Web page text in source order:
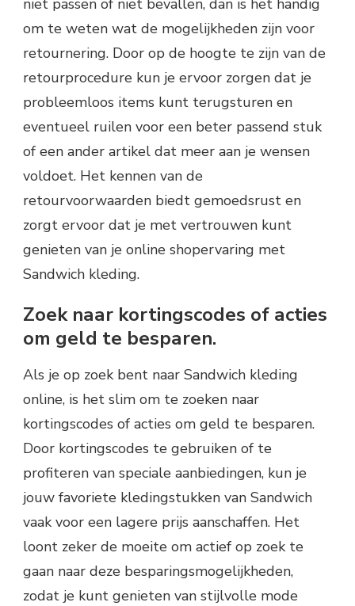
niet passen of niet bevallen, dan is het handig
om te weten wat de mogelijkheden zijn voor
retournering. Door op de hoogte te zijn van de
retourprocedure kun je ervoor zorgen dat je
probleemloos items kunt terugsturen en
eventueel ruilen voor een beter passend stuk
of een ander artikel dat meer aan je wensen
voldoet. Het kennen van de
retourvoorwaarden biedt gemoedsrust en
zorgt ervoor dat je met vertrouwen kunt
genieten van je online shopervaring met
Sandwich kleding.
Zoek naar kortingscodes of acties
om geld te besparen.
Als je op zoek bent naar Sandwich kleding
online, is het slim om te zoeken naar
kortingscodes of acties om geld te besparen.
Door kortingscodes te gebruiken of te
profiteren van speciale aanbiedingen, kun je
jouw favoriete kledingstukken van Sandwich
vaak voor een lagere prijs aanschaffen. Het
loont zeker de moeite om actief op zoek te
gaan naar deze besparingsmogelijkheden,
zodat je kunt genieten van stijlvolle mode